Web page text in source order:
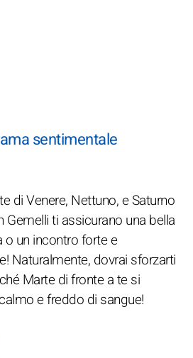
sentimentale
di Venere, Nettuno, e Saturno
Gemelli ti assicurano una bella
un incontro forte e
Naturalmente, dovrai sforzarti
Marte di fronte a te si
e freddo di sangue!